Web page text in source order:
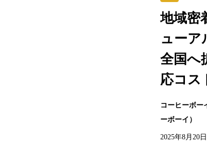
地域密
ューア
全国へ
応コス
コーヒーボー
ーボーイ）
2025年8月20日